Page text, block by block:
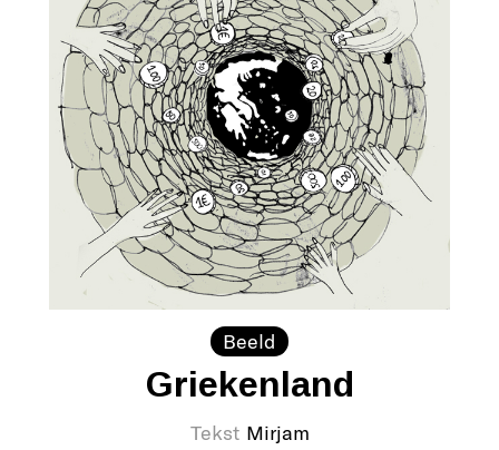
Beeld
Griekenland
Tekst Mirjam